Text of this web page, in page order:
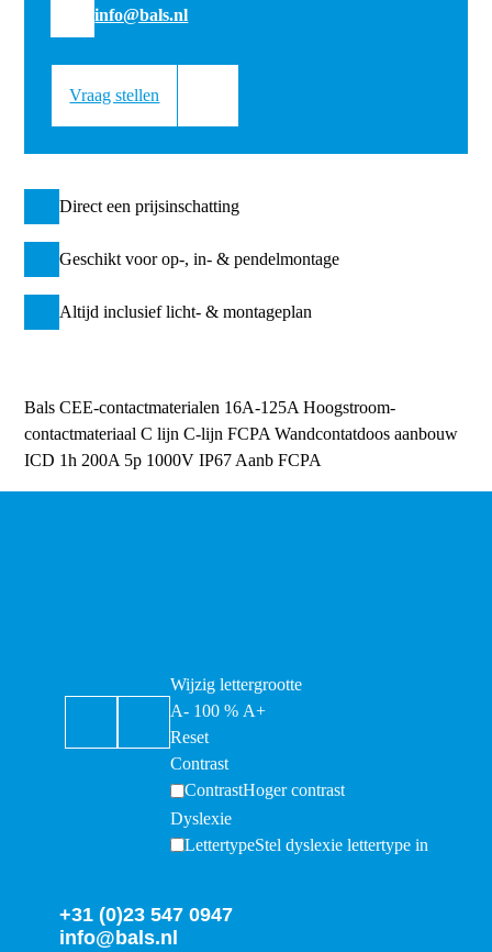
info@bals.nl
Vraag stellen
Direct een prijsinschatting
Geschikt voor op-, in- & pendelmontage
Altijd inclusief licht- & montageplan
Bals CEE-contactmaterialen 16A-125A Hoogstroom-
contactmateriaal C lijn C-lijn FCPA Wandcontatdoos aanbouw
ICD 1h 200A 5p 1000V IP67 Aanb FCPA
Wijzig lettergrootte
A- 100% A+
Reset
Contrast
ContrastHoger contrast
Dyslexie
LettertypeStel dyslexie lettertype in
+31 (0)23 547 0947
info@bals.nl